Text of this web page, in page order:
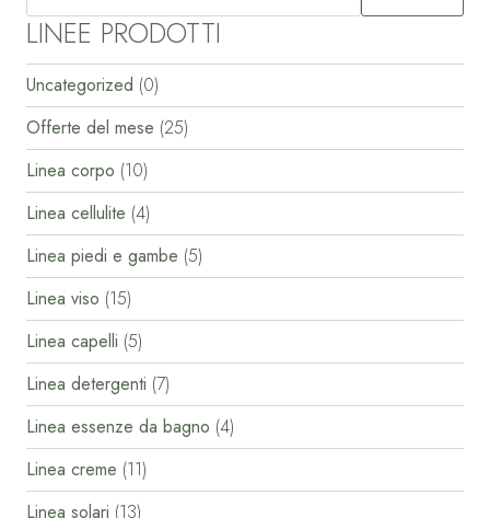
LINEE PRODOTTI
Uncategorized (0)
Offerte del mese (25)
Linea corpo (10)
Linea cellulite (4)
Linea piedi e gambe (5)
Linea viso (15)
Linea capelli (5)
Linea detergenti (7)
Linea essenze da bagno (4)
Linea creme (11)
Linea solari (13)